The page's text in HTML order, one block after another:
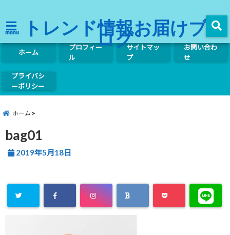
menu トレンド情報お届けブ
ログ
ホーム
プロフィー
ル
サイトマッ
プ
お問い合わ
せ
プライバシ
ーポリシー
ホーム
bag01
2019年5月18日